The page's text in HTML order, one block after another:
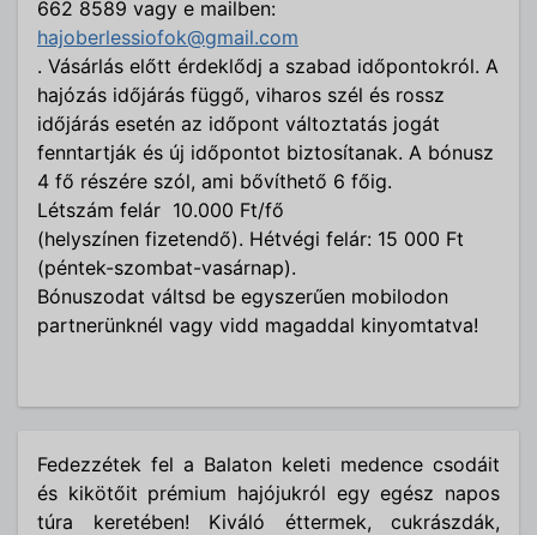
662 8589 vagy e mailben:
hajoberlessiofok@gmail.com
. Vásárlás előtt érdeklődj a szabad időpontokról. A
hajózás időjárás függő, viharos szél és rossz
időjárás esetén az időpont változtatás jogát
fenntartják és új időpontot biztosítanak. A bónusz
4 fő részére szól, ami bővíthető 6 főig.
Létszám felár 10.000 Ft/fő
(helyszínen fizetendő). Hétvégi felár: 15 000 Ft
(péntek-szombat-vasárnap).
Bónuszodat váltsd be egyszerűen mobilodon
partnerünknél vagy vidd magaddal kinyomtatva!
Fedezzétek fel a Balaton keleti medence csodáit
és kikötőit prémium hajójukról egy egész napos
túra keretében! Kiváló éttermek, cukrászdák,